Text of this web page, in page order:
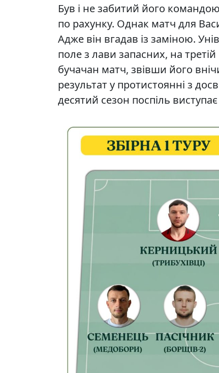
Був і не забитий його
по рахунку. Однак матч для
Адже він вгадав із заміною.
поле з лави запасних, на
бучачан матч, звівши його
результат у протистоянні з
десятий сезон поспіль